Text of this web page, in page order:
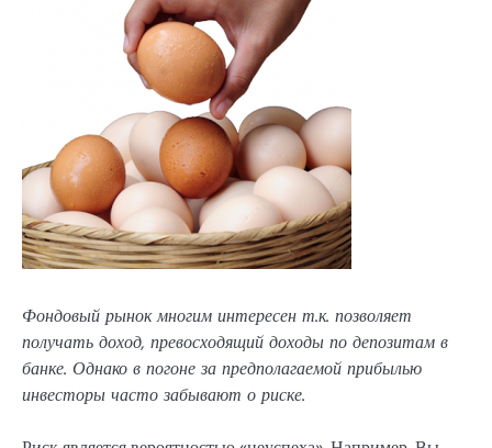
Фондовый рынок многим интересен т.к. позволяет
получать доход, превосходящий доходы по депозитам в
банке. Однако в погоне за предполагаемой прибылью
инвесторы часто забывают о риске.